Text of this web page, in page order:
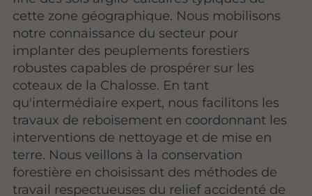
cette zone géographique. Nous mobilisons
notre connaissance du secteur pour
implanter des peuplements forestiers
robustes capables de prospérer sur les
coteaux de la Chalosse. En tant
qu'intermédiaire expert, nous facilitons les
travaux de reboisement en coordonnant les
interventions de nettoyage et de mise en
terre. Nous veillons à la conservation
forestière en choisissant des méthodes de
travail respectueuses du relief accidenté de